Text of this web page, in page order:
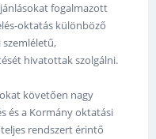
fogalmazott
oktatás különböző
szemléletű,
hivatottak szolgálni.
követően nagy
és a Kormány oktatási
rendszert érintő